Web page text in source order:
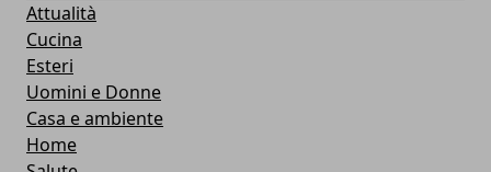
Attualità
Cucina
Esteri
Uomini e Donne
Casa e ambiente
Home